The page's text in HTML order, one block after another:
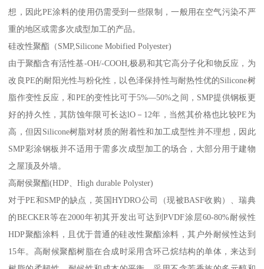
想，因此PE涂料的使用仍需受到一些限制，一般用在空气污染不严
重的地区或需多次成型加工的产品。
硅改性聚酯（SMP,Silicone Mobified Polyester)
由于聚酯含有活性基-OH/-COOH,极易和其它高分子化和物反应，为
改良PE的耐阳光性与粉化性，以色泽保持性与耐热性优的Silicone树
脂作变性反应，和PE的变性比可于5%—50%之间，SMP提供钢板更
好的持久性，其防蚀年限可长达lO－12年，当然其价格也比较PE为
高，但因Silicone树脂对材质的附着性和加工成型性并不理想，因此
SMP彩涂钢板并不适用于需多次成型加工的场合，大部分用于建物
之屋顶及外墙。
高耐侯聚酯(HDP、High durable Polyster)
对于PE和SMP的缺点，英国HYDRO公司（现被BASF收购）、瑞典
的BECKER等在2000年初其开发出可达到PVDF涂层60-80%耐候性
HDP聚酯涂料，且优于普通的硅改性聚酯涂料，其户外耐候性达到
15年。高耐候聚酯树脂在合成时采用含环己烷结构的单体，来达到